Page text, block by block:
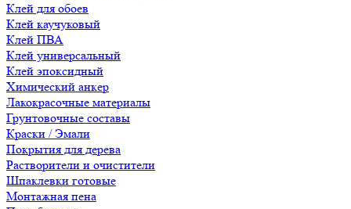
Клей для обоев
Клей каучуковый
Клей ПВА
Клей универсальный
Клей эпоксидный
Химический анкер
Лакокрасочные материалы
Грунтовочные составы
Краски / Эмали
Покрытия для дерева
Растворители и очистители
Шпаклевки готовые
Монтажная пена